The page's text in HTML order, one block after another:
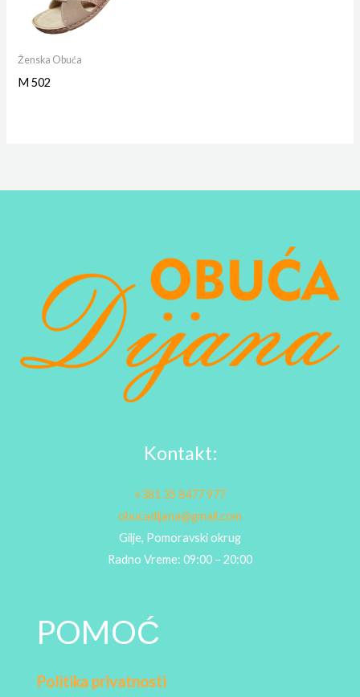
Ženska Obuća
M 502
Kontakt:
+381 35 8477 977
obucadijana@gmail.com
Gilje, Pomoravski okrug
Radno Vreme: 09:00 – 20:00
POMOĆ
Politika privatnosti